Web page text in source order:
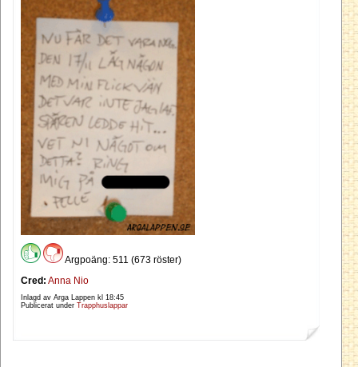
Argpoäng: 511 (673 röster)
Cred: Anna Nio
Inlagd av Arga Lappen kl 18:45
Publicerat under Trapphuslappar